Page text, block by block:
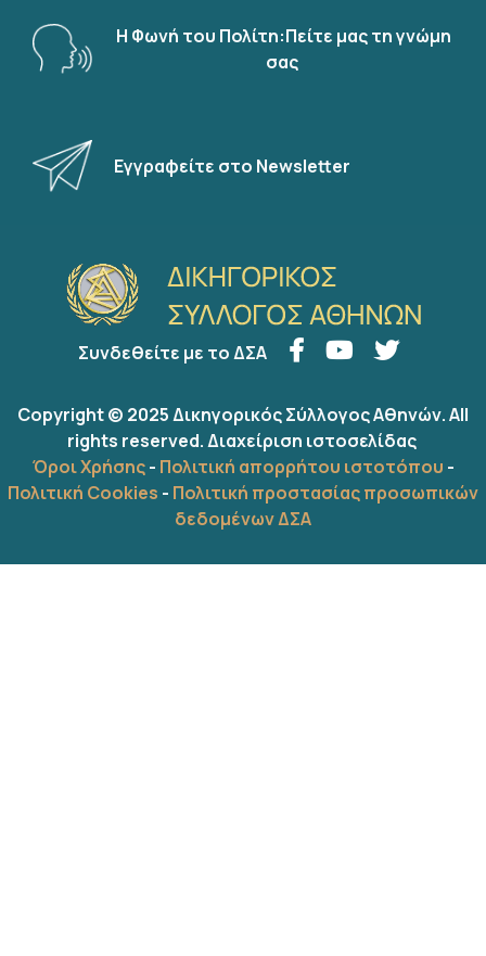
Η Φωνή του Πολίτη:Πείτε μας τη γνώμη
σας
Εγγραφείτε στο Newsletter
Συνδεθείτε με το ΔΣΑ
Copyright © 2025 Δικηγορικός Σύλλογος Αθηνών. All
rights reserved.Διαχείριση ιστοσελίδας
Όροι Χρήσης- Πολιτική απορρήτου ιστοτόπου -
Πολιτική Cookies - Πολιτική προστασίας προσωπικών
δεδομένων ΔΣΑ